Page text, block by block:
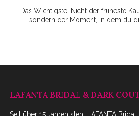
Das Wichtigste: Nicht der früheste
sondern der Moment, in dem du
LAFANTA BRIDAL & DARK
Seit über 15 Jahren steht LAFANTA